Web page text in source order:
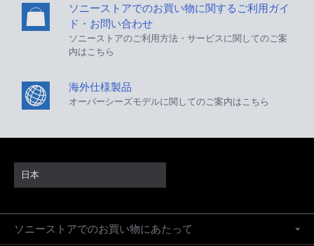
ソニーストアでのお買い物に関するご利用ガイ
ド・お問い合わせ
ソニーストアのご利用方法・サービスに関してのご案
内はこちら
海外仕様製品
オーバーシーズモデルに関してのご案内はこちら
日本
ソニーストアでのお買い物にあたって